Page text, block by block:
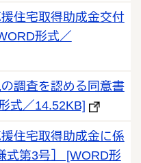
住宅取得助成金交付
形式／
調査を認める同意書
式／14.52KB]
住宅取得助成金に係
式第3号］ [WORD形